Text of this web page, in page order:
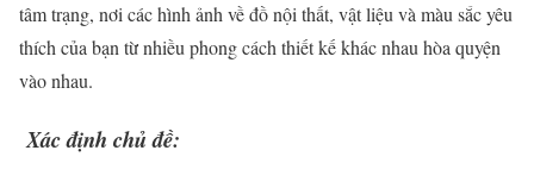
tâm trạng, nơi các hình ảnh về đồ nội thất, vật liệu và màu sắc yêu
thích của bạn từ nhiều phong cách thiết kế khác nhau hòa quyện
vào nhau.
Xác định chủ đề: